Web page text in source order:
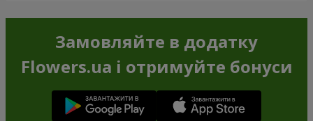
Замовляйте в додатку
Flowers.ua і отримуйте бонуси